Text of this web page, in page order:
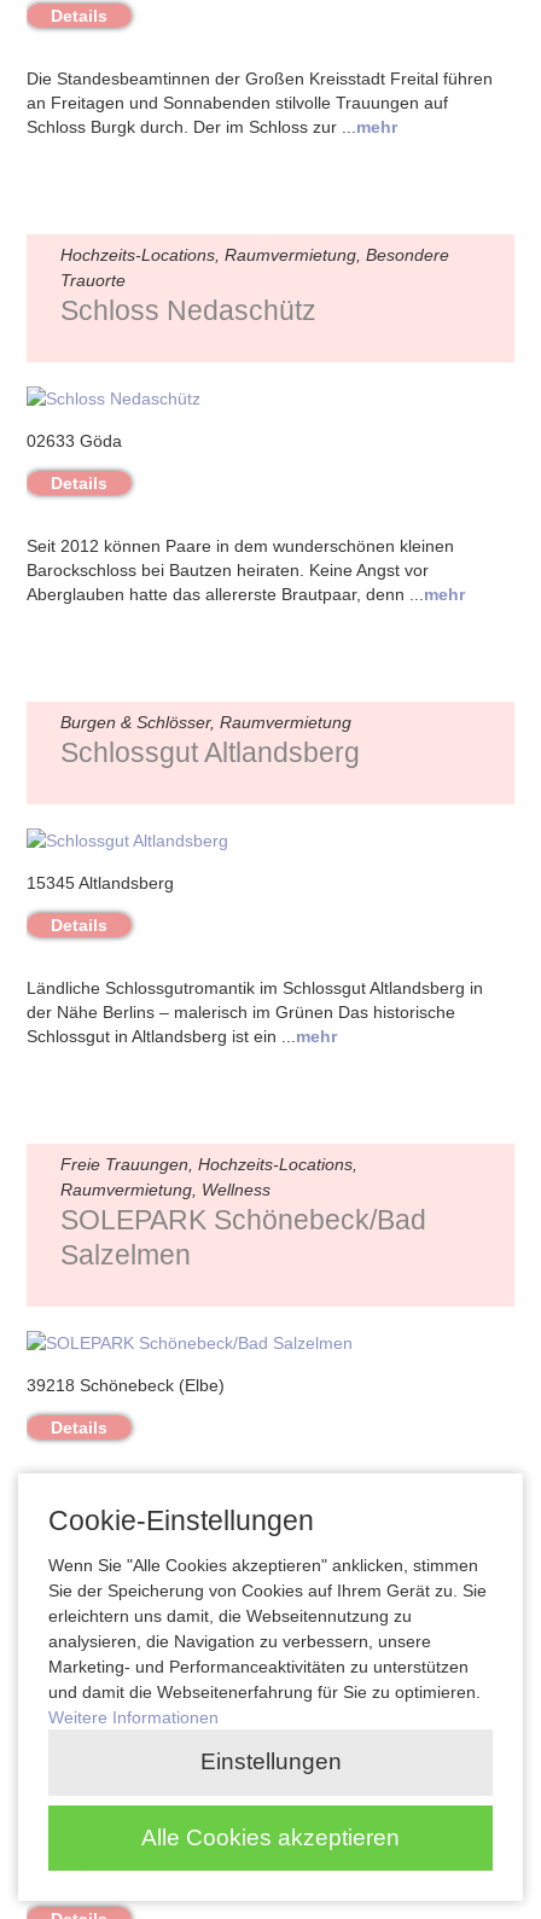
Details
Die Standesbeamtinnen der Großen Kreisstadt Freital führen
an Freitagen und Sonnabenden stilvolle Trauungen auf
Schloss Burgk durch. Der im Schloss zur ... mehr
Hochzeits-Locations, Raumvermietung, Besondere
Trauorte
Schloss Nedaschütz
02633 Göda
Details
Seit 2012 können Paare in dem wunderschönen kleinen
Barockschloss bei Bautzen heiraten. Keine Angst vor
Aberglauben hatte das allererste Brautpaar, denn ... mehr
Burgen & Schlösser, Raumvermietung
Schlossgut Altlandsberg
15345 Altlandsberg
Details
Ländliche Schlossgutromantik im Schlossgut Altlandsberg in
der Nähe Berlins – malerisch im Grünen Das historische
Schlossgut in Altlandsberg ist ein ... mehr
Freie Trauungen, Hochzeits-Locations,
Raumvermietung, Wellness
SOLEPARK Schönebeck/Bad
Salzelmen
39218 Schönebeck (Elbe)
Details
Soleturmzeremonie – so individuell wie das Leben
Ergreifende Zeremonien geben solch besonderen Momenten
mehr
Besondere Trauorte, Hochzeits-Locations,
Raumvermietung
Storchenhof Blumenow
16798 Fürstenberg/Havel
Cookie-Einstellungen
Wenn Sie "Alle Cookies akzeptieren" anklicken, stimmen
Sie der Speicherung von Cookies auf Ihrem Gerät zu. Sie
erleichtern uns damit, die Webseitennutzung zu
analysieren, die Navigation zu verbessern, unsere
Marketing- und Performanceaktivitäten zu unterstützen
und damit die Webseitenerfahrung für Sie zu optimieren.
Weitere Informationen
Einstellungen
Alle Cookies akzeptieren